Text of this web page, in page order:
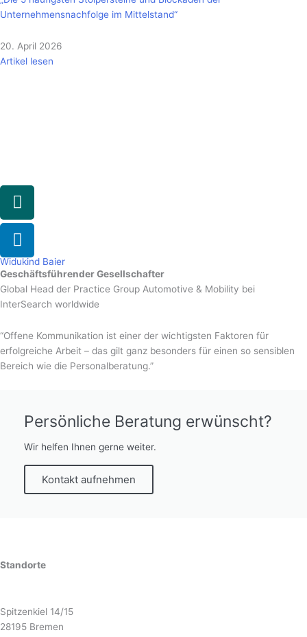
Unternehmensnachfolge im Mittelstand“
20. April 2026
Artikel lesen
Xing
Linkedin
Widukind Baier
Geschäftsführender Gesellschafter
Global Head der Practice Group Automotive & Mobility bei
InterSearch worldwide
“Offene Kommunikation ist einer der wichtigsten Faktoren für
erfolgreiche Arbeit – das gilt ganz besonders für einen so sensiblen
Bereich wie die Personalberatung.”
Persönliche Beratung erwünscht?
Wir helfen Ihnen gerne weiter.
Kontakt aufnehmen
Standorte
Spitzenkiel 14/15
28195 Bremen